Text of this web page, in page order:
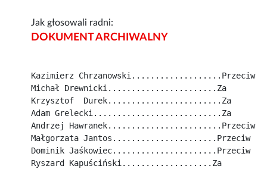
Jak głosowali radni:
DOKUMENT ARCHIWALNY
Kazimierz Chrzanowski...................Przeciw
Michał Drewnicki.......................Za
Krzysztof  Durek........................Za
Adam Grelecki...........................Za
Andrzej Hawranek........................Przeciw
Małgorzata Jantos......................Przeciw
Dominik Jaśkowiec......................Przeciw
Ryszard Kapuściński...................Za